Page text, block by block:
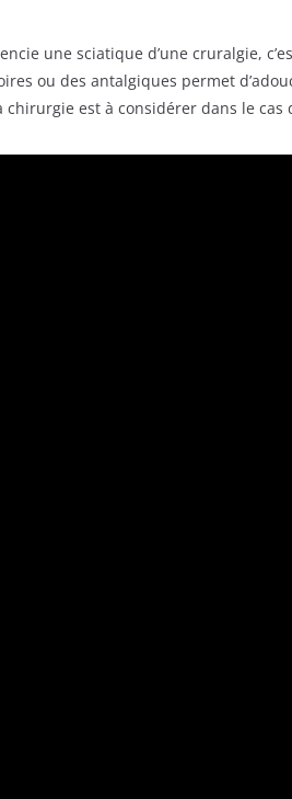
une sciatique d’une cruralgie,
ou des antalgiques permet
est à considérer dans le cas